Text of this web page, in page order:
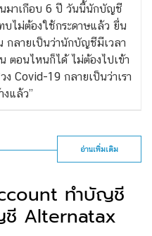
นมาเกือบ 6 ปี วันนี้นักบัญชี
ไม่ต้องใช้กระดาษแล้ว ยื่น
กลายเป็นว่านักบัญชีมีเวลา
ตอนไหนก็ได้ ไม่ต้องไปเข้า
Covid-19 กลายเป็นว่าเรา
แล้ว”
อ่านเพิ่มเติม
ทำบัญชี
ชี Alternatax